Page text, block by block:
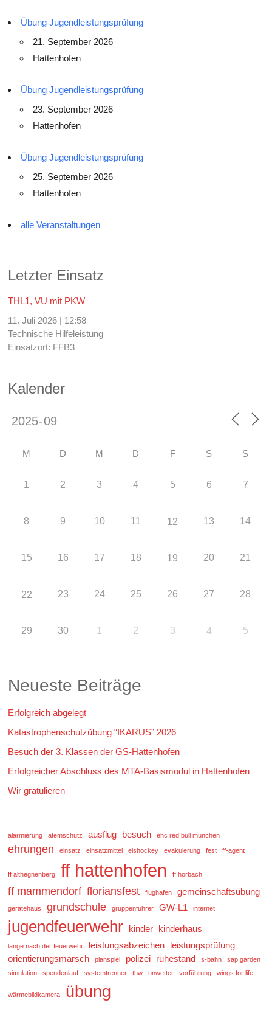
Übung Jugendleistungsprüfung
21. September 2026
Hattenhofen
Übung Jugendleistungsprüfung
23. September 2026
Hattenhofen
Übung Jugendleistungsprüfung
25. September 2026
Hattenhofen
alle Veranstaltungen
Letzter Einsatz
THL1, VU mit PKW
11. Juli 2026 | 12:58
Technische Hilfeleistung
Einsatzort: FFB3
Kalender
M D M D F S S
1 2 3 4 5 6 7
8 9 10 11 12 13 14
15 16 17 18 19 20 21
22 23 24 25 26 27 28
29 30 1 2 3 4 5
Neueste Beiträge
Erfolgreich abgelegt
Katastrophenschutzübung “IKARUS” 2026
Besuch der 3. Klassen der GS-Hattenhofen
Erfolgreicher Abschluss des MTA-Basismodul in Hattenhofen
Wir gratulieren
alarmierung atemschutz ausflug besuch ehc red bull münchen
ehrungen einsatz einsatzmittel eishockey evakuierung fest ff-agent
ff althegnenberg ff hattenhofen ff hörbach
ff mammendorf floriansfest flughafen gemeinschaftsübung
gerätehaus grundschule gruppenführer GW-L1 internet
jugendfeuerwehr kinder kinderhaus
lange nach der feuerwehr leistungsabzeichen leistungsprüfung
orientierungsmarsch
planspiel polizei ruhestand s-bahn
sap garden
simulation
spendenlauf systemtrenner thw unwetter vorführung wings for life
wärmebildkamera übung